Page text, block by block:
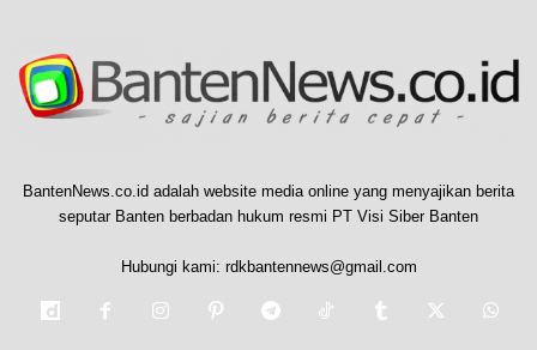
BantenNews.co.id adalah website media online yang menyajikan berita
seputar Banten berbadan hukum resmi PT Visi Siber Banten
Hubungi kami: rdkbantennews@gmail.com